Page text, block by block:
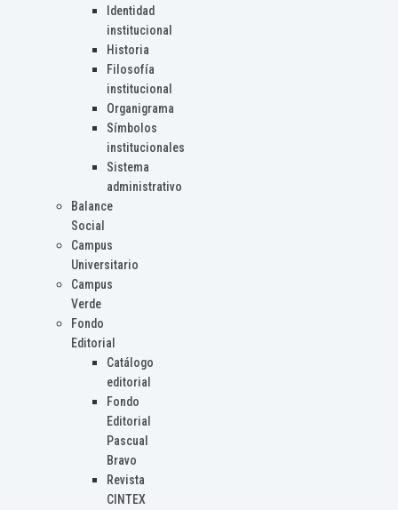
Identidad
institucional
Historia
Filosofía
institucional
Organigrama
Símbolos
institucionales
Sistema
administrativo
Balance
Social
Campus
Universitario
Campus
Verde
Fondo
Editorial
Catálogo
editorial
Fondo
Editorial
Pascual
Bravo
Revista
CINTEX